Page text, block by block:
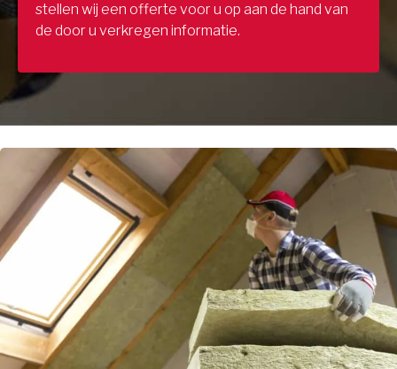
stellen wij een offerte voor u op aan de hand van
de door u verkregen informatie.